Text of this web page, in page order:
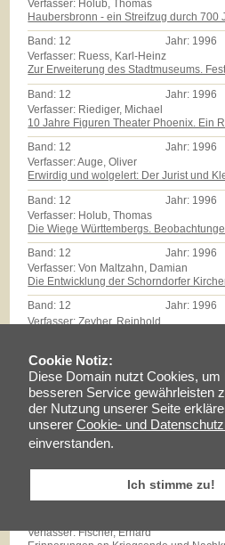
Cookie Notiz:
Diese Domain nutzt Cookies, um
besseren Service gewährleisten
der Nutzung unserer Seite
unserer Cookie- und
einverstanden.
Ich stimme zu!
Verfasser: Holub, Thomas
Haubersbronn - ein Streifzug durch 700
Band: 12 Jahr: 1996
Verfasser: Ruess, Karl-Heinz
Zur Erweiterung des Stadtmuseums.
Band: 12 Jahr: 1996
Verfasser: Riediger, Michael
10 Jahre Figuren Theater Phoenix. Ein
Band: 12 Jahr: 1996
Verfasser: Auge, Oliver
Erwirdig und wolgelert: Der Jurist und
Band: 12 Jahr: 1996
Verfasser: Holub, Thomas
Die Wiege Württembergs.
Band: 12 Jahr: 1996
Verfasser: Von Maltzahn, Damian
Die Entwicklung der Schorndorfer
Band: 12 Jahr: 1996
Verfasser: Zeyher, Reinhold
Band:12
Verfasser: Zollmann, Günther
Massenarmut und landwirtschaftliche
Band:12 Jahr:1996
Verfasser: Milz, Thomas
Götz E.Hübner - ein experimenteller
Verfasser: Braun, Lise
Verfasser: Fischer, Erhard